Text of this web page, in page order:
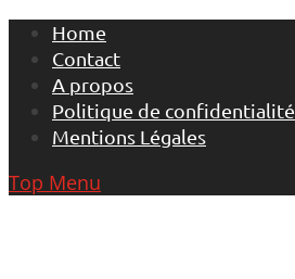
Skip
content
Home
Contact
A propos
Politique de confidentialité
Mentions Légales
Top Menu